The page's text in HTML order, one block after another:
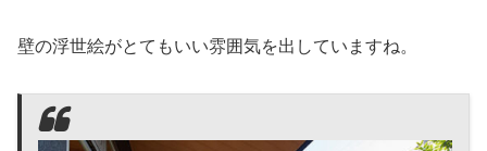
壁の浮世絵がとてもいい雰囲気を出していますね。